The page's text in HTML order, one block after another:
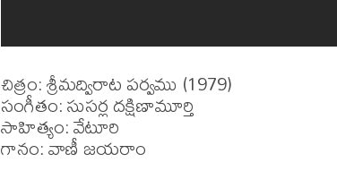
చిత్రం: శ్రీమద్విరాట పర్వము (1979)
సంగీతం: సుసర్ల దక్షిణామూర్తి
సాహిత్యం: వేటూరి
గానం: వాణీ జయరాం